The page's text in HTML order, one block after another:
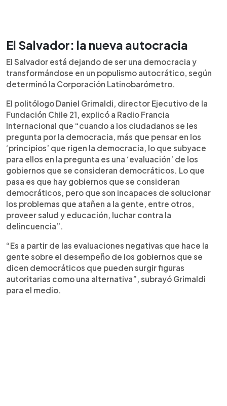
El Salvador: la nueva autocracia
El Salvador está dejando de ser una democracia y
transformándose en un populismo autocrático, según
determinó la Corporación Latinobarómetro.
El politólogo Daniel Grimaldi, director Ejecutivo de la
Fundación Chile 21, explicó a Radio Francia
Internacional que “cuando a los ciudadanos se les
pregunta por la democracia, más que pensar en los
‘principios’ que rigen la democracia, lo que subyace
para ellos en la pregunta es una ‘evaluación’ de los
gobiernos que se consideran democráticos. Lo que
pasa es que hay gobiernos que se consideran
democráticos, pero que son incapaces de solucionar
los problemas que atañen a la gente, entre otros,
proveer salud y educación, luchar contra la
delincuencia”.
“Es a partir de las evaluaciones negativas que hace la
gente sobre el desempeño de los gobiernos que se
dicen democráticos que pueden surgir figuras
autoritarias como una alternativa”, subrayó Grimaldi
para el medio.